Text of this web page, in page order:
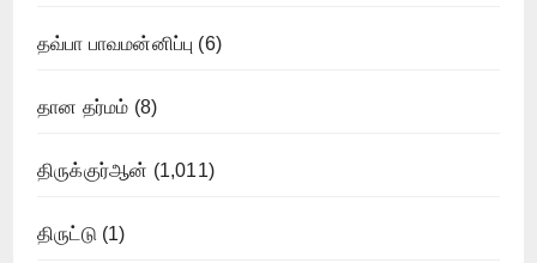
தவ்பா பாவமன்னிப்பு (6)
தான தர்மம் (8)
திருக்குர்ஆன் (1,011)
திருட்டு (1)